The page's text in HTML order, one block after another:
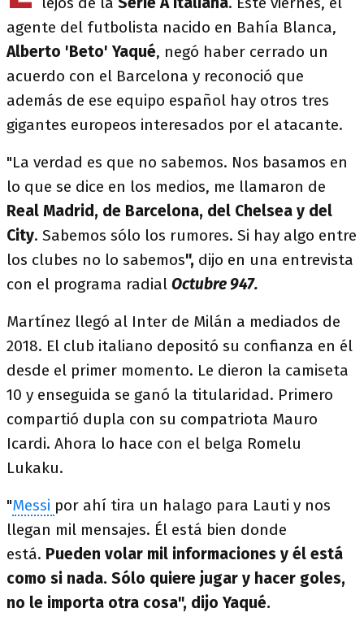
agente del futbolista nacido en Bahía Blanca,
Alberto 'Beto' Yaqué, negó haber cerrado un
acuerdo con el Barcelona y reconoció que
además de ese equipo español hay otros tres
gigantes europeos interesados por el atacante.
"La verdad es que no sabemos. Nos basamos en
lo que se dice en los medios, me llamaron de
Real Madrid, de Barcelona, del Chelsea y del
City. Sabemos sólo los rumores. Si hay algo entre
los clubes no lo sabemos", dijo en una entrevista
con el programa radial Octubre 947.
Martínez llegó al Inter de Milán a mediados de
2018. El club italiano depositó su confianza en él
desde el primer momento. Le dieron la camiseta
10 y enseguida se ganó la titularidad. Primero
compartió dupla con su compatriota Mauro
Icardi. Ahora lo hace con el belga Romelu
Lukaku.
"Messi por ahí tira un halago para Lauti y nos
llegan mil mensajes. Él está bien donde
está. Pueden volar mil informaciones y él está
como si nada. Sólo quiere jugar y hacer goles,
no le importa otra cosa", dijo Yaqué.